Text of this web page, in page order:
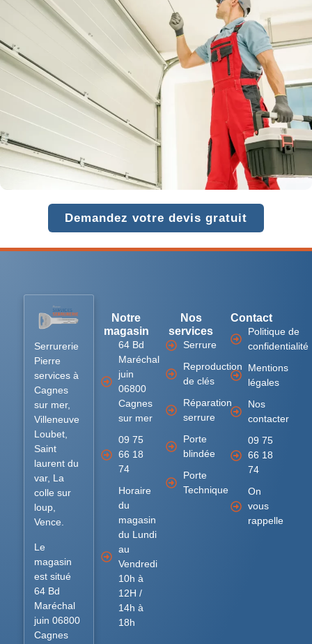
Demandez votre devis gratuit
Serrurerie
Pierre
services à
Cagnes
sur mer,
Villeneuve
Loubet,
Saint
laurent du
var, La
colle sur
loup,
Vence.
Le
magasin
est situé
64 Bd
Maréchal
juin 06800
Cagnes
Notre
magasin
64 Bd
Maréchal
juin
06800
Cagnes
sur mer
09 75
66 18
74
Horaire
du
magasin
du Lundi
au
Vendredi
10h à
12H /
14h à
18h
Nos
services
Serrure
Reproduction
de clés
Réparation
serrure
Porte
blindée
Porte
Technique
Contact
Politique de
confidentialité
Mentions
légales
Nos
contacter
09 75
66 18
74
On
vous
rappelle